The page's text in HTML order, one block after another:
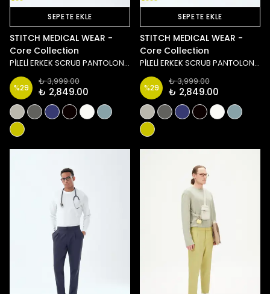
SEPETE EKLE
STITCH MEDICAL WEAR -
Core Collection
PİLELİ ERKEK SCRUB PANTOLON - TAŞ/YEŞİL
%29
₺ 3,999.00
₺ 2,849.00
SEPETE EKLE
STITCH MEDICAL WEAR -
Core Collection
PİLELİ ERKEK SCRUB PANTOLON - SİYAH
%29
₺ 3,999.00
₺ 2,849.00